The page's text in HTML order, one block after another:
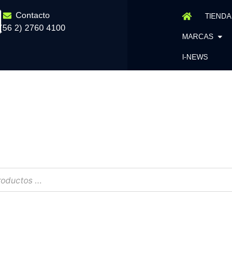
Contacto
(56 2) 2760 4100
TIENDA
MARCAS
I-NEWS